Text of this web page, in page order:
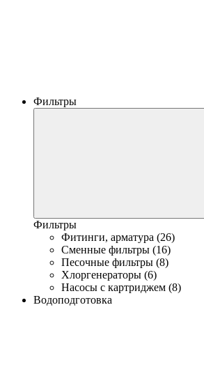
Фильтры
Фильтры
Фитинги, арматура (26)
Сменные фильтры (16)
Песочные фильтры (8)
Хлоргенераторы (6)
Насосы с картриджем (8)
Водоподготовка